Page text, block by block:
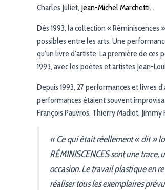
Charles Juliet, Jean-Michel Marchetti…
Dès 1993, la collection « Réminiscences
possibles entre les arts. Une
qu’un livre d’artiste. La première de
1993, avec les poètes et artistes Jean-
Depuis 1993, 27 performances et livres
performances étaient souvent
François Pauvros, Thierry Madiot,
« Ce qui était réellement « dit »
RÉMINISCENCES sont une
occasion. Le travail plastique en
réaliser tous les exemplaires